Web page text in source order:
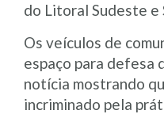
do Litoral Sudeste e
Os veículos de
espaço para defesa
notícia mostrando
incriminado pela